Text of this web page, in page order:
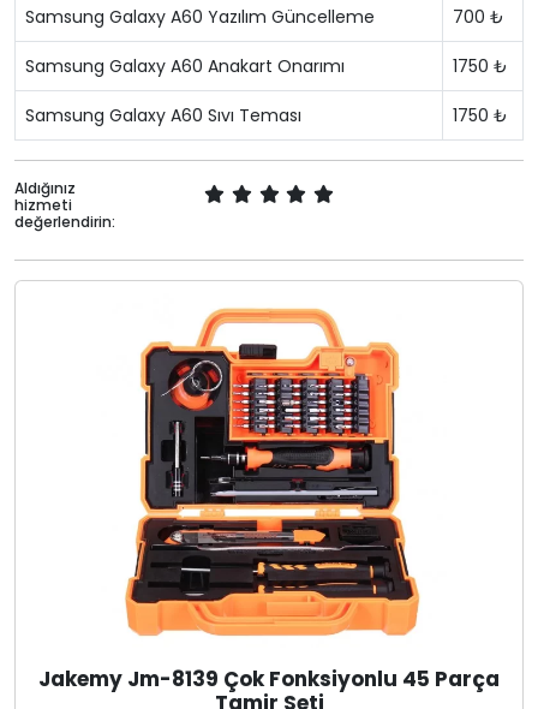
Samsung Galaxy A60 Yazılım Güncelleme 700 ₺
Samsung Galaxy A60 Anakart Onarımı 1750 ₺
Samsung Galaxy A60 Sıvı Teması 1750 ₺
Aldığınız
hizmeti
değerlendirin:
Jakemy Jm-8139 Çok Fonksiyonlu 45 Parça